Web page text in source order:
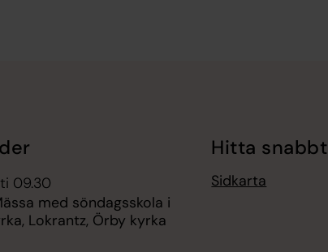
09.30
med söndagsskola i
Lokrantz, Örby kyrka
Hitta snabbt
Sidkarta